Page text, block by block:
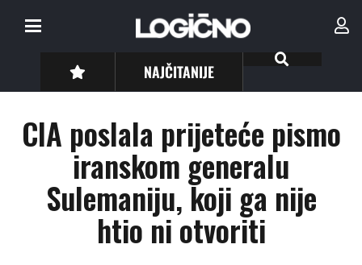
NAJČITANIJE
CIA poslala prijeteće pismo
iranskom generalu
Sulemaniju, koji ga nije
htio ni otvoriti